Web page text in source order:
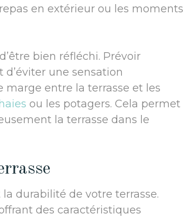
en extérieur ou les moments
bien réfléchi. Prévoir
une sensation
marge entre la terrasse et les
ou les potagers. Cela permet
la terrasse dans le
durabilité de votre terrasse.
des caractéristiques